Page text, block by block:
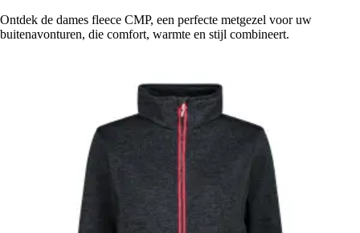
Ontdek de dames fleece CMP, een perfecte metgezel voor uw
buitenavonturen, die comfort, warmte en stijl combineert.